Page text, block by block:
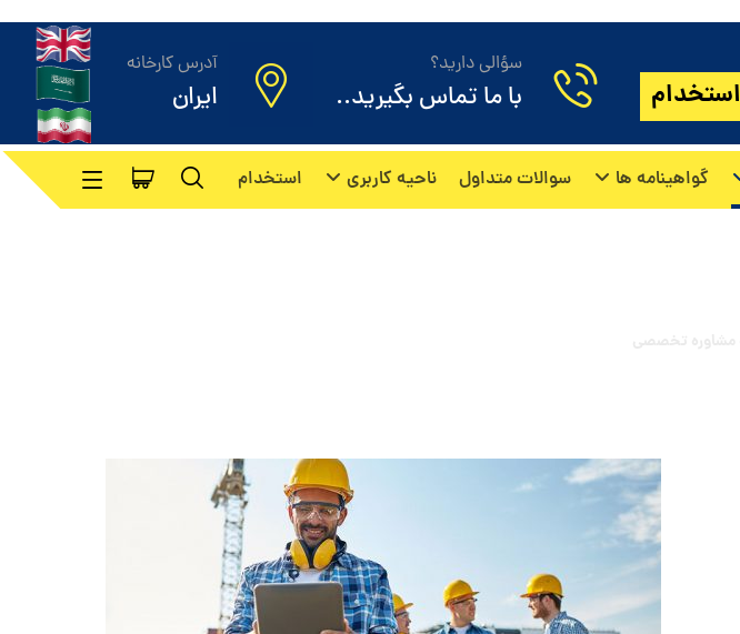
آدرس کارخانه
ایران
سؤالی دارید؟
با ما تماس بگیرید.. استخدام
گواهینامه ها سوالات متداول ناحیه کاربری استخدام